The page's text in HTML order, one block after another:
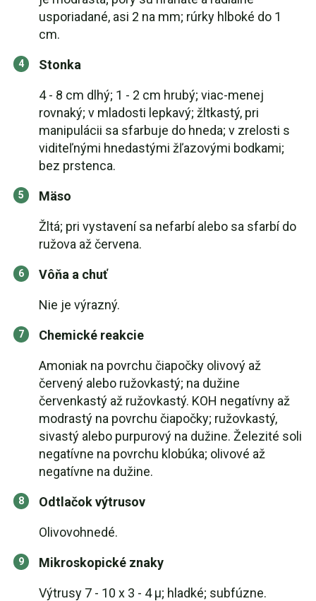
usporiadané, asi 2 na mm; rúrky hlboké do 1
cm.
Stonka
4 - 8 cm dlhý; 1 - 2 cm hrubý; viac-menej
rovnaký; v mladosti lepkavý; žltkastý, pri
manipulácii sa sfarbuje do hneda; v zrelosti s
viditeľnými hnedastými žľazovými bodkami;
bez prstenca.
Mäso
Žltá; pri vystavení sa nefarbí alebo sa sfarbí do
ružova až červena.
Vôňa a chuť
Nie je výrazný.
Chemické reakcie
Amoniak na povrchu čiapočky olivový až
červený alebo ružovkastý; na dužine
červenkastý až ružovkastý. KOH negatívny až
modrastý na povrchu čiapočky; ružovkastý,
sivastý alebo purpurový na dužine. Železité soli
negatívne na povrchu klobúka; olivové až
negatívne na dužine.
Odtlačok výtrusov
Olivovohnedé.
Mikroskopické znaky
Výtrusy 7 - 10 x 3 - 4 µ; hladké; subfúzne.